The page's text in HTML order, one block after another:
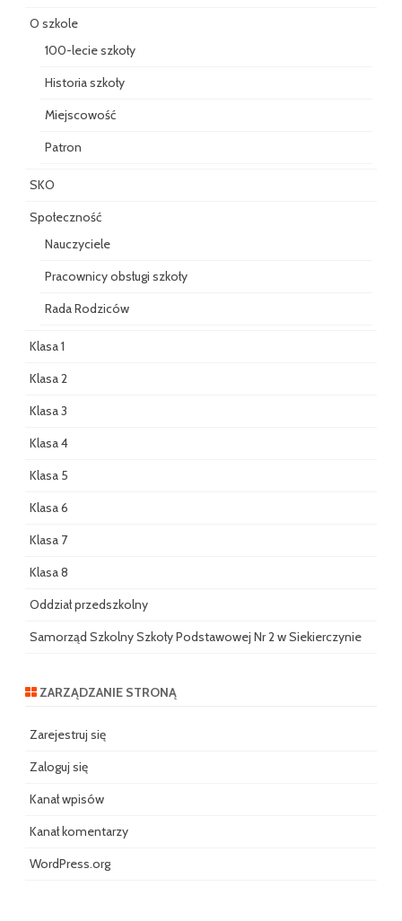
O szkole
100-lecie szkoły
Historia szkoły
Miejscowość
Patron
SKO
Społeczność
Nauczyciele
Pracownicy obsługi szkoły
Rada Rodziców
Klasa 1
Klasa 2
Klasa 3
Klasa 4
Klasa 5
Klasa 6
Klasa 7
Klasa 8
Oddział przedszkolny
Samorząd Szkolny Szkoły Podstawowej Nr 2 w Siekierczynie
ZARZĄDZANIE STRONĄ
Zarejestruj się
Zaloguj się
Kanał wpisów
Kanał komentarzy
WordPress.org